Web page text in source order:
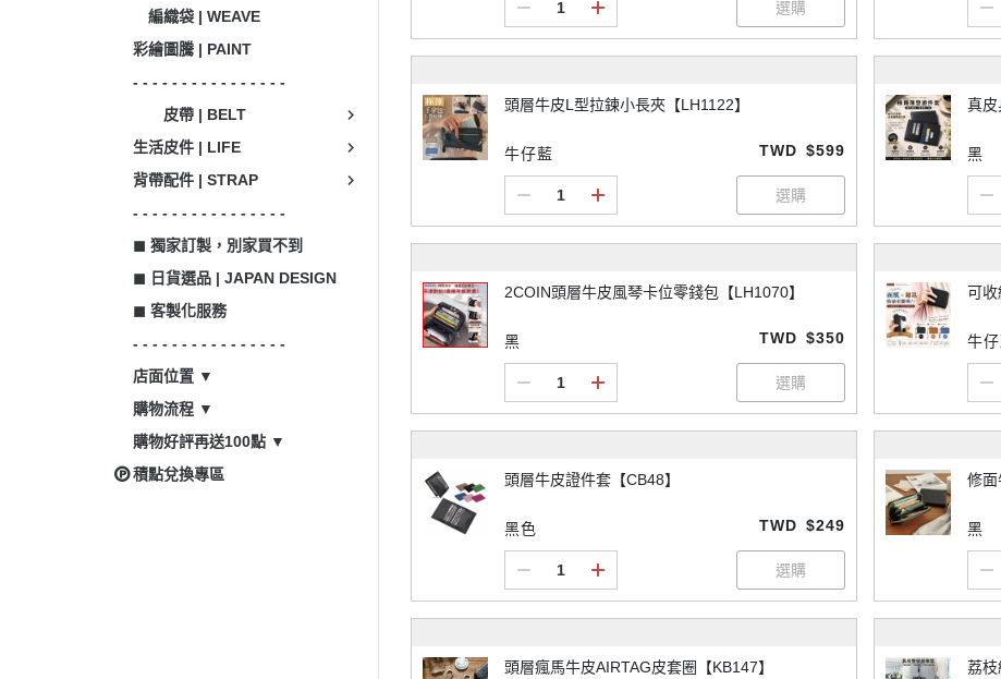
編織袋 | WEAVE
彩繪圖騰 | PAINT
- - - - - - - - - - - - - - - -
皮帶 | BELT
生活皮件 | LIFE
背帶配件 | STRAP
- - - - - - - - - - - - - - - -
◼ 獨家訂製，別家買不到
◼ 日貨選品 | JAPAN DESIGN
◼ 客製化服務
- - - - - - - - - - - - - - - -
店面位置 ▼
購物流程 ▼
購物好評再送100點 ▼
積點兌換專區
頭層牛皮L型拉鍊小長夾【LH1122】
牛仔藍 TWD $599
真皮
黑
2COIN頭層牛皮風琴卡位零錢包【LH1070】
黑 TWD $350
可收
牛
頭層牛皮證件套【CB48】
黑色 TWD $249
修面
黑
頭層瘋馬牛皮AIRTAG皮套圈【KB147】 荔枝